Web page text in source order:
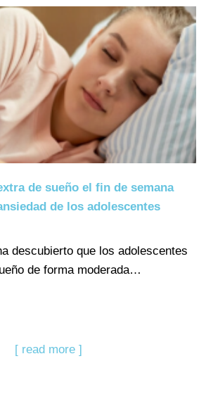
de sueño el fin de semana
de los adolescentes
descubierto que los adolescentes
de forma moderada…
[ read more ]